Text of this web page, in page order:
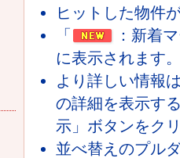
ヒットした物件
「
：新着
に表示されます
より詳しい情報
の詳細を表示す
示」ボタンをク
並べ替えのプル